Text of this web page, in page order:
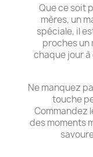
Que ce soit
mères, un
spéciale, il
proches un
chaque jour
Ne manquez
touche
Commandez
des moments